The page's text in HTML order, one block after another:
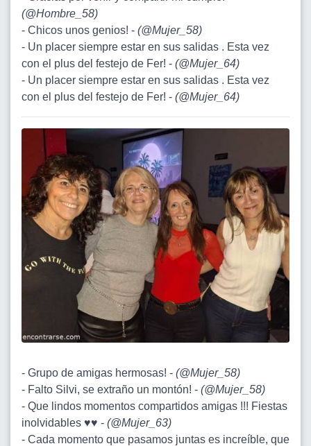
(@Hombre_58)
- Chicos unos genios! - (@Mujer_58)
- Un placer siempre estar en sus salidas . Esta vez
con el plus del festejo de Fer! - (@Mujer_64)
- Un placer siempre estar en sus salidas . Esta vez
con el plus del festejo de Fer! - (@Mujer_64)
- Grupo de amigas hermosas! - (@Mujer_58)
- Falto Silvi, se extraño un montón! - (@Mujer_58)
- Que lindos momentos compartidos amigas !!! Fiestas
inolvidables ♥️♥️ - (@Mujer_63)
- Cada momento que pasamos juntas es increíble, que